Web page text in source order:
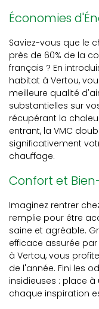
Économies
Saviez-vous que le
près de 60% de la
français ? En
habitat à Vertou,
meilleure qualité
substantielles sur
récupérant la
entrant, la VMC
significativement
chauffage.
Confort et
Imaginez rentrer
remplie pour être
saine et agréable.
efficace assurée par
à Vertou, vous
de l'année. Fini les
insidieuses : place
chaque inspiration